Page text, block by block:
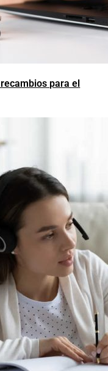
para el